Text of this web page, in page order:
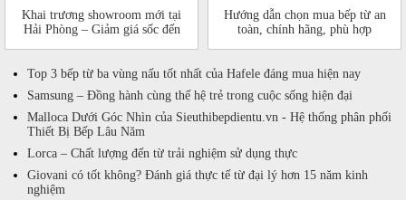
Khai trương showroom mới tại
Hải Phòng – Giảm giá sốc đến
Hướng dẫn chọn mua bếp từ an
toàn, chính hãng, phù hợp
Top 3 bếp từ ba vùng nấu tốt nhất của Hafele đáng mua hiện nay
Samsung – Đồng hành cùng thế hệ trẻ trong cuộc sống hiện đại
Malloca Dưới Góc Nhìn của Sieuthibepdientu.vn - Hệ thống phân phối
Thiết Bị Bếp Lâu Năm
Lorca – Chất lượng đến từ trải nghiệm sử dụng thực
Giovani có tốt không? Đánh giá thực tế từ đại lý hơn 15 năm kinh
nghiệm